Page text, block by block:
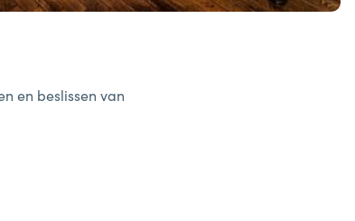
en beslissen van